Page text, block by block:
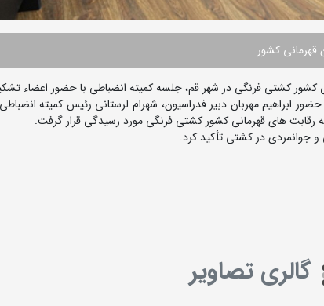
قهرمانی کشور
کشتی فرنگی در شهر قم، جلسه کمیته انضباطی با حضور اعضاء
ابراهیم مهربان دبیر فدراسیون، شهرام لرستانی رئیس کمیته
های قهرمانی کشور کشتی فرنگی مورد رسیدگی قرار گرفت.
جوانمردی در کشتی تأکید کرد.
گالری تصاویر